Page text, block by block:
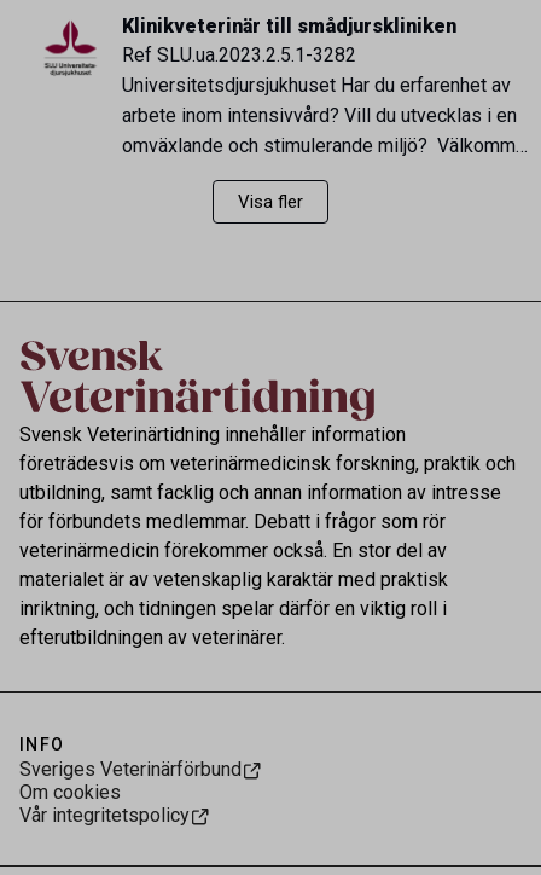
personalemæssige ledelse og udvikling. Som
institutleder vil du få ansvaret for instituttets
daglige virke og fremtidige udvikling.
Institutleder skal sikre, at instituttet bidrager til
fakultetets målsætninger ved […]
Klinikveterinär till smådjurskliniken
Ref SLU.ua.2023.2.5.1-3282
Universitetsdjursjukhuset Har du erfarenhet av
arbete inom intensivvård? Vill du utvecklas i en
omväxlande och stimulerande miljö? Välkommen
med din ansökan till oss på smådjurskliniken!
Arbetsuppgifter: Du kommer att arbeta på vår
intensivvårdsavdelning (IVA). Du kommer att
Visa fler
Svensk Veterinärtidning innehåller information
företrädesvis om veterinärmedicinsk forskning, praktik och
utbildning, samt facklig och annan information av intresse
för förbundets medlemmar. Debatt i frågor som rör
veterinärmedicin förekommer också. En stor del av
materialet är av vetenskaplig karaktär med praktisk
inriktning, och tidningen spelar därför en viktig roll i
efterutbildningen av veterinärer.
INFO
Sveriges Veterinärförbund
Om cookies
Vår integritetspolicy